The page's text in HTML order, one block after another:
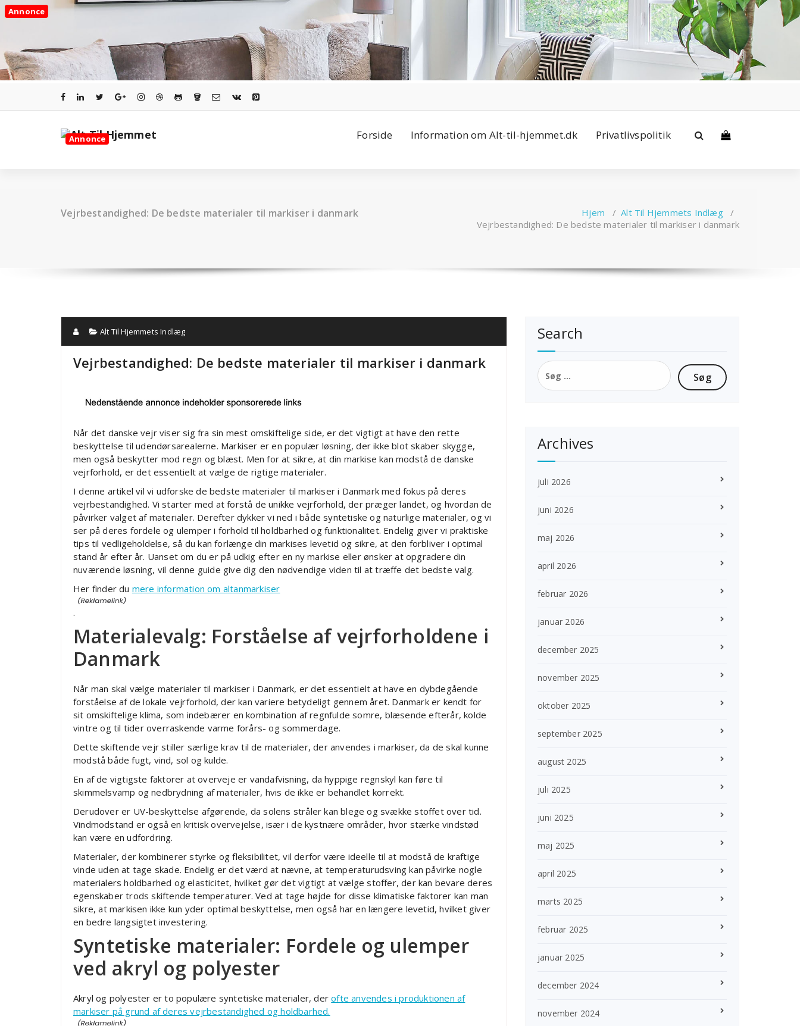
Videre
tilAnnonce
Annonce Forside Information om Alt-til-hjemmet.dk Privatlivspolitik
Vejrbestandighed: De bedste materialer til markiser i danmark Hjem /Alt Til Hjemmets Indlæg/
Vejrbestandighed: De bedste materialer til markiser i danmark
Alt Til Hjemmets Indlæg
Vejrbestandighed: De bedste materialer til markiser i danmark
Når det danske vejr viser sig fra sin mest omskiftelige side, er det vigtigt at have den rette
beskyttelse til udendørsarealerne. Markiser er en populær løsning, der ikke blot skaber skygge,
men også beskytter mod regn og blæst. Men for at sikre, at din markise kan modstå de danske
vejrforhold, er det essentielt at vælge de rigtige materialer.
I denne artikel vil vi udforske de bedste materialer til markiser i Danmark med fokus på deres
vejrbestandighed. Vi starter med at forstå de unikke vejrforhold, der præger landet, og hvordan de
påvirker valget af materialer. Derefter dykker vi ned i både syntetiske og naturlige materialer, og vi
ser på deres fordele og ulemper i forhold til holdbarhed og funktionalitet. Endelig giver vi praktiske
tips til vedligeholdelse, så du kan forlænge din markises levetid og sikre, at den forbliver i optimal
stand år efter år. Uanset om du er på udkig efter en ny markise eller ønsker at opgradere din
nuværende løsning, vil denne guide give dig den nødvendige viden til at træffe det bedste valg.
Her finder du mere information om altanmarkiser
.
Materialevalg: Forståelse af vejrforholdene i
Danmark
Når man skal vælge materialer til markiser i Danmark, er det essentielt at have en dybdegående
forståelse af de lokale vejrforhold, der kan variere betydeligt gennem året. Danmark er kendt for
sit omskiftelige klima, som indebærer en kombination af regnfulde somre, blæsende efterår, kolde
vintre og til tider overraskende varme forårs- og sommerdage.
Dette skiftende vejr stiller særlige krav til de materialer, der anvendes i markiser, da de skal kunne
modstå både fugt, vind, sol og kulde.
En af de vigtigste faktorer at overveje er vandafvisning, da hyppige regnskyl kan føre til
skimmelsvamp og nedbrydning af materialer, hvis de ikke er behandlet korrekt.
Derudover er UV-beskyttelse afgørende, da solens stråler kan blege og svække stoffet over tid.
Vindmodstand er også en kritisk overvejelse, især i de kystnære områder, hvor stærke vindstød
kan være en udfordring.
Materialer, der kombinerer styrke og fleksibilitet, vil derfor være ideelle til at modstå de kraftige
vinde uden at tage skade. Endelig er det værd at nævne, at temperaturudsving kan påvirke nogle
materialers holdbarhed og elasticitet, hvilket gør det vigtigt at vælge stoffer, der kan bevare deres
egenskaber trods skiftende temperaturer. Ved at tage højde for disse klimatiske faktorer kan man
sikre, at markisen ikke kun yder optimal beskyttelse, men også har en længere levetid, hvilket giver
en bedre langsigtet investering.
Syntetiske materialer: Fordele og ulemper
ved akryl og polyester
Akryl og polyester er to populære syntetiske materialer, derofte anvendes i produktionen af
markiser på grund af deres vejrbestandighed og holdbarhed.
Search
Søg
efter:
Archives
juli 2026
juni 2026
maj 2026
april 2026
februar 2026
januar 2026
december 2025
november 2025
oktober 2025
september 2025
august 2025
juli 2025
juni 2025
maj 2025
april 2025
marts 2025
februar 2025
januar 2025
december 2024
november 2024